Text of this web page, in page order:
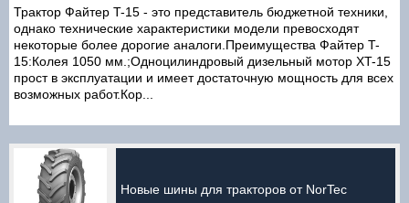
Трактор Файтер T-15 - это представитель бюджетной техники,
однако технические характеристики модели превосходят
некоторые более дорогие аналоги.Преимущества Файтер T-
15:Колея 1050 мм.;Одноцилиндровый дизельный мотор XT-15
прост в эксплуатации и имеет достаточную мощность для всех
возможных работ.Кор...
Новые шины для тракторов от NorTec